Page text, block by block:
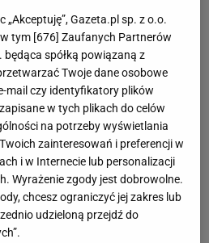
„Akceptuję”, Gazeta.pl sp. z o.o.
tym [676] Zaufanych Partnerów
będąca spółką powiązaną z
Twoje dane osobowe
mail czy identyfikatory plików
w tych plikach do celów
na potrzeby wyświetlania
zainteresowań i preferencji w
i w Internecie lub personalizacji
Wyrażenie zgody jest dobrowolne.
chcesz ograniczyć jej zakres lub
udzieloną przejdź do